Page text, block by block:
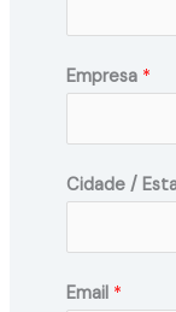
Empresa *
Cidade /
Email *